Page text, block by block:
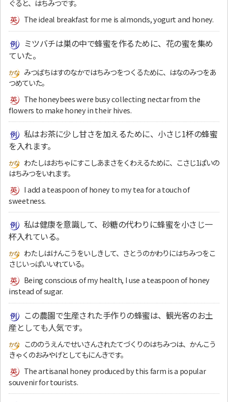
ぐると、はちみつです。
The ideal breakfast for me is almonds, yogurt and honey.
ミツバチは巣の中で蜂蜜を作るために、花の蜜を集め
ていた。
みつばちはすのなかではちみつをつくるために、はなのみつをあ
つめていた。
The honeybees were busy collecting nectar from the
flowers to make honey in their hives.
私はお茶に少し甘さを加えるために、小さじ1杯の蜂蜜
を入れます。
わたしはおちゃにすこしあまさをくわえるために、こさじ1ぱいの
はちみつをいれます。
I add a teaspoon of honey to my tea for a touch of
sweetness.
私は健康を意識して、砂糖の代わりに蜂蜜を小さじ一
杯入れている。
わたしはけんこうをいしきして、さとうのかわりにはちみつをこ
さじいっぱいいれている。
Being conscious of my health, I use a teaspoon of honey
instead of sugar.
この農園で生産された手作りの蜂蜜は、観光客のお土
産としても人気です。
こののうえんでせいさんされたてづくりのはちみつは、かんこう
きゃくのおみやげとしてもにんきです。
The artisanal honey produced by this farm is a popular
souvenir for tourists.